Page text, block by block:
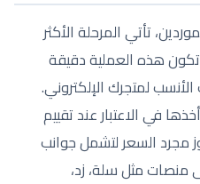
تأتي المرحلة الأكثر
تكون هذه العملية دقيقة
لمتجرك الإلكتروني.
في الاعتبار عند تقييم
مجرد السعر لتشمل جوانب
منصات مثل سلة، زد،